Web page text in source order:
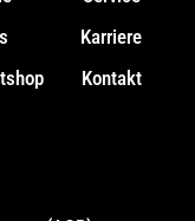
Karriere
Kontakt